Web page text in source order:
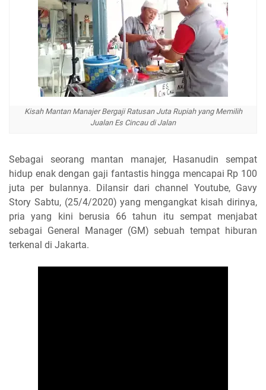
Kisah Mantan Manajer Bergaji Ratusan Juta Rupiah yang Memilih
Jualan Es Cincau di Jalan
Sebagai seorang mantan manajer, Hasanudin sempat
hidup enak dengan gaji fantastis hingga mencapai Rp 100
juta per bulannya. Dilansir dari channel Youtube, Gavy
Story Sabtu, (25/4/2020) yang mengangkat kisah dirinya,
pria yang kini berusia 66 tahun itu sempat menjabat
sebagai General Manager (GM) sebuah tempat hiburan
terkenal di Jakarta.